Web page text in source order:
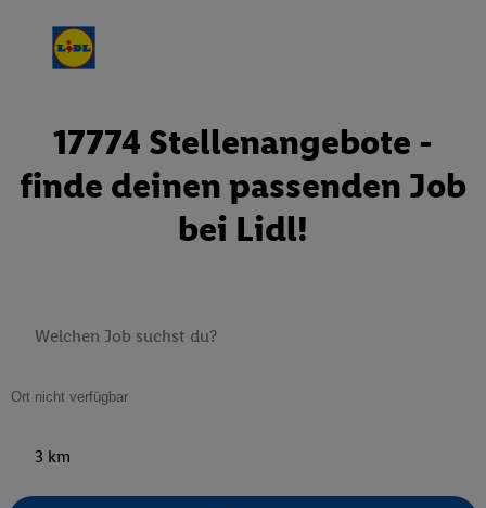
17774 Stellenangebote -
finde deinen passenden Job
bei Lidl!
3 km